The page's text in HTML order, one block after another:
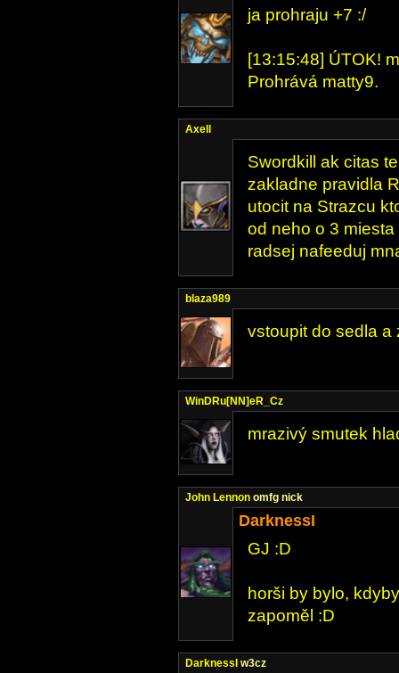
ja prohraju +7 :/
[13:15:48] ÚTOK!
Prohrává matty9.
Axell
Swordkill ak citas
zakladne pravidla
utocit na Strazcu
od neho o 3
radsej nafeeduj
blaza989
vstoupit do sedla a
WinDRu[NN]eR_Cz
mrazivý smutek
John Lennon omfg nick
DarknessI
GJ :D
horši by bylo,
zapoměl :D
DarknessI w3cz